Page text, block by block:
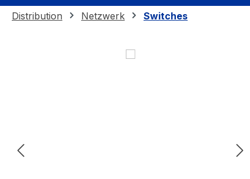
Distribution Netzwerk Switches
Bildergalerie überspringen